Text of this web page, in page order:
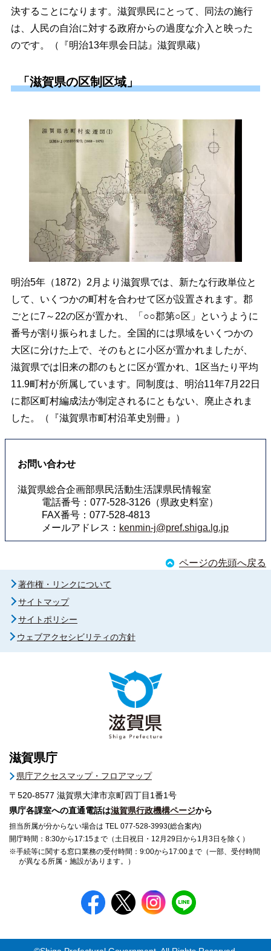
決することになります。滋賀県民にとって、同法の施行
は、人民の自治に対する政府からの過度な介入と映った
のです。（『明治13年県会日誌』滋賀県蔵）
「滋賀県の区制区域」
明治5年（1872）2月より滋賀県では、新たな行政単位と
して、いくつかの町村を合わせて区が設置されます。郡
ごとに7～22の区が置かれ、「○○郡第○区」というように
番号が割り振られました。全国的には県域をいくつかの
大区に分けた上で、そのもとに小区が置かれましたが、
滋賀県では旧来の郡のもとに区が置かれ、1区当たり平均
11.9町村が所属しています。同制度は、明治11年7月22日
に郡区町村編成法が制定されるにともない、廃止されま
した。（『滋賀県市町村沿革史別冊』）
お問い合わせ
滋賀県総合企画部県民活動生活課県民情報室
電話番号：077-528-3126（県政史料室）
FAX番号：077-528-4813
メールアドレス： kenmin-j@pref.shiga.lg.jp
ページの先頭へ戻る
著作権・リンクについて
サイトマップ
サイトポリシー
ウェブアクセシビリティの方針
滋賀県庁
県庁アクセスマップ・フロアマップ
〒520-8577 滋賀県大津市京町四丁目1番1号
県庁各課室への直通電話は滋賀県行政機構ページから
担当所属が分からない場合は TEL 077-528-3993(総合案内)
開庁時間：8:30から17:15まで（土日祝日・12月29日から1月3日を除く）
※手続等に関する窓口業務の受付時間：9:00から17:00まで（一部、受付時間
が異なる所属・施設があります。）